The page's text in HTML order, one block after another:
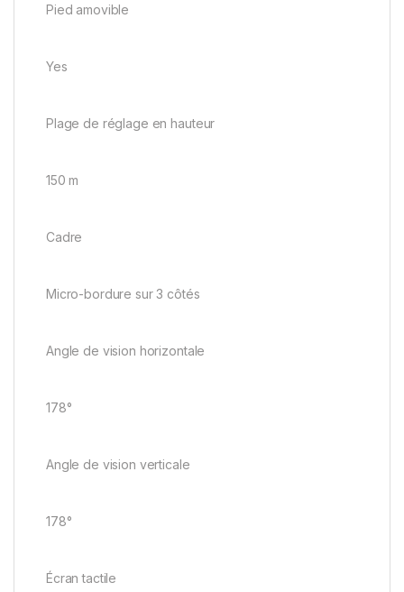
Pied amovible
Yes
Plage de réglage en hauteur
150 m
Cadre
Micro-bordure sur 3 côtés
Angle de vision horizontale
178°
Angle de vision verticale
178°
Écran tactile